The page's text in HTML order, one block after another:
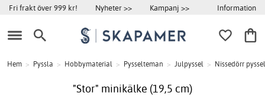
Fri frakt över 999 kr! Nyheter >> Kampanj >> Information
Hem > Pyssla > Hobbymaterial > Pysselteman > Julpyssel > Nissedörr pyssel
"Stor" minikälke (19,5 cm)